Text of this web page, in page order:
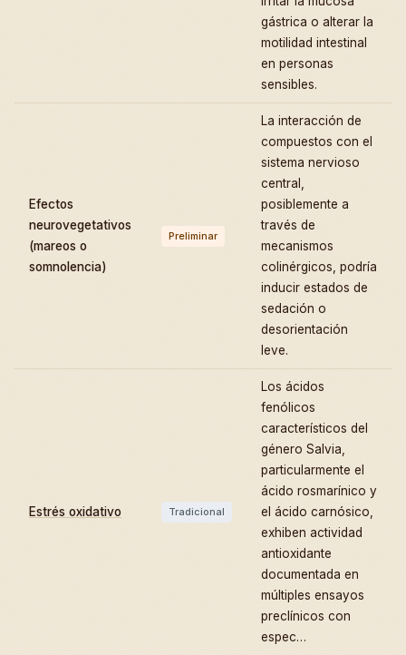
gástrica o alterar la
motilidad intestinal
en personas
sensibles.
Efectos
neurovegetativos
(mareos o
somnolencia)
Preliminar
La interacción de
compuestos con el
sistema nervioso
central,
posiblemente a
través de
mecanismos
colinérgicos, podría
inducir estados de
sedación o
desorientación
leve.
Estrés oxidativo Tradicional
Los ácidos
fenólicos
característicos del
género Salvia,
particularmente el
ácido rosmarínico y
el ácido carnósico,
exhiben actividad
antioxidante
documentada en
múltiples ensayos
preclínicos con
espec…